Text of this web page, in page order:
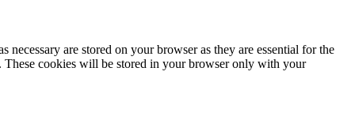
are stored on your browser as they are essential for the
These cookies will be stored in your browser only with your